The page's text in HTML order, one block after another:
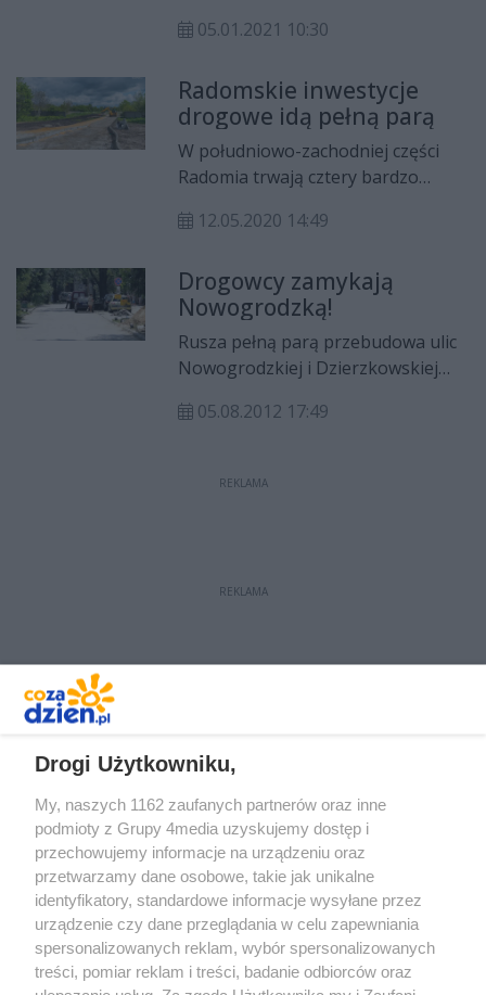
zaplanowanych inwestycji
i najważniejszą była przebudowa
odcinków dróg krajowych nr 9 i 12.
Istotne zmiany zaszły też w
komunikacji miejskiej. Na trasy
wyjechały nowe autobusy
elektryczne.
05.01.2021 10:30
Radomskie inwestycje
drogowe idą pełną parą
W południowo-zachodniej części
Radomia trwają cztery bardzo
Dynamicznie postępuje rozbudowa
przebudowa ul. Kierzkowskiej, a
drogowcy pracują także na ul.
Radostowskiej oraz połączenia
bulwaru na Zamłyniu z Garbarską i
Podhalańską.
12.05.2020 14:49
Drogowcy zamykają
Nowogrodzką!
Rusza pełną parą przebudowa ulic
Nowogrodzkiej i Dzierzkowskiej
Kaufland. Drogowcy będą
05.08.2012 17:49
REKLAMA
REKLAMA
Redakcja Reklama Prywatność
Praca Łódź
the:protocol
Drogi Użytkowniku,
My, naszych 1162 zaufanych partnerów oraz inne
podmioty z Grupy 4media uzyskujemy dostęp i
przechowujemy informacje na urządzeniu oraz
przetwarzamy dane osobowe, takie jak unikalne
identyfikatory, standardowe informacje wysyłane przez
urządzenie czy dane przeglądania w celu zapewniania
spersonalizowanych reklam, wybór spersonalizowanych
treści, pomiar reklam i treści, badanie odbiorców oraz